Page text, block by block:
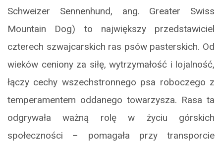
Schweizer Sennenhund, ang. Greater Swiss
Mountain Dog) to największy przedstawiciel
czterech szwajcarskich ras psów pasterskich. Od
wieków ceniony za siłę, wytrzymałość i lojalność,
łączy cechy wszechstronnego psa roboczego z
temperamentem oddanego towarzysza. Rasa ta
odgrywała ważną rolę w życiu górskich
społeczności – pomagała przy transporcie